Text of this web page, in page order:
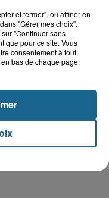
pour Dennlys
pour Plopsaland
et fermer", ou affiner en
"Gérer mes choix".
"Continuer sans
que pour ce site. Vous
consentement à tout
bas de chaque page.